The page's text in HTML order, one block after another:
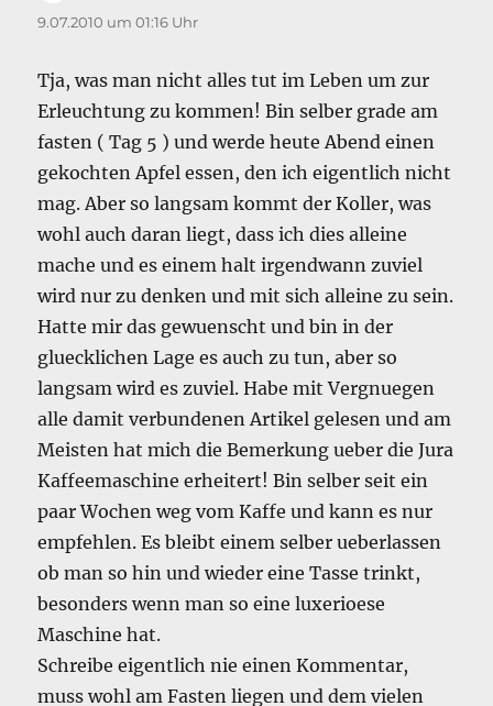
9.07.2010 um 01:16 Uhr
Tja, was man nicht alles tut im Leben um zur
Erleuchtung zu kommen! Bin selber grade am
fasten ( Tag 5 ) und werde heute Abend einen
gekochten Apfel essen, den ich eigentlich nicht
mag. Aber so langsam kommt der Koller, was
wohl auch daran liegt, dass ich dies alleine
mache und es einem halt irgendwann zuviel
wird nur zu denken und mit sich alleine zu sein.
Hatte mir das gewuenscht und bin in der
gluecklichen Lage es auch zu tun, aber so
langsam wird es zuviel. Habe mit Vergnuegen
alle damit verbundenen Artikel gelesen und am
Meisten hat mich die Bemerkung ueber die Jura
Kaffeemaschine erheitert! Bin selber seit ein
paar Wochen weg vom Kaffe und kann es nur
empfehlen. Es bleibt einem selber ueberlassen
ob man so hin und wieder eine Tasse trinkt,
besonders wenn man so eine luxerioese
Maschine hat.
Schreibe eigentlich nie einen Kommentar,
muss wohl am Fasten liegen und dem vielen